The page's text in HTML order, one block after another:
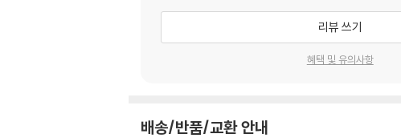
리뷰 쓰기
혜택 및 유의사항
배송/반품/교환 안내